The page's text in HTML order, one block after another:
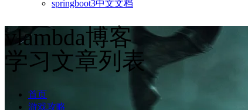
springboot3中文文档
vlambda博客
学习文章列表
首页
游戏攻略